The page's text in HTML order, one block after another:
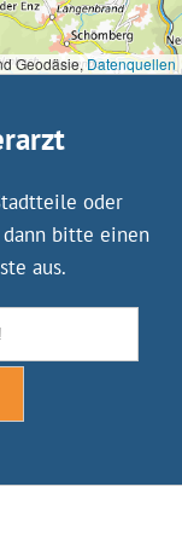
Geodäsie,Datenquellen
oder
dann bitte einen
aus.